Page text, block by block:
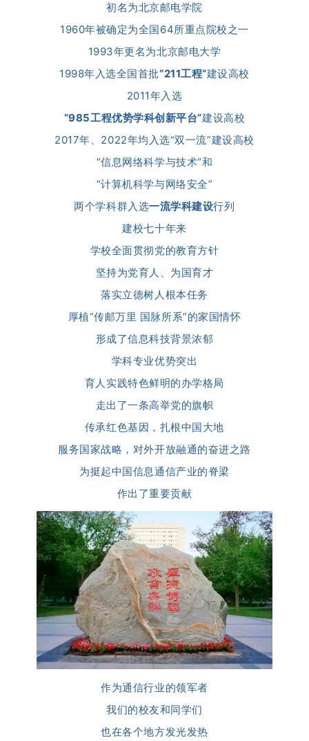
初名为北京邮电学院
1960年被确定为全国64所重点院校之一
1993年更名为北京邮电大学
1998年入选全国首批“211工程”建设高校
2011年入选
“985工程优势学科创新平台”建设高校
2017年、2022年均入选“双一流”建设高校
“信息网络科学与技术”和
“计算机科学与网络安全”
两个学科群入选一流学科建设行列
建校七十年来
学校全面贯彻党的教育方针
坚持为党育人、为国育才
落实立德树人根本任务
厚植“传邮万里 国脉所系”的家国情怀
形成了信息科技背景浓郁
学科专业优势突出
育人实践特色鲜明的办学格局
走出了一条高举党的旗帜
传承红色基因，扎根中国大地
服务国家战略，对外开放融通的奋进之路
为挺起中国信息通信产业的脊梁
作出了重要贡献
作为通信行业的领军者
我们的校友和同学们
也在各个地方发光发热